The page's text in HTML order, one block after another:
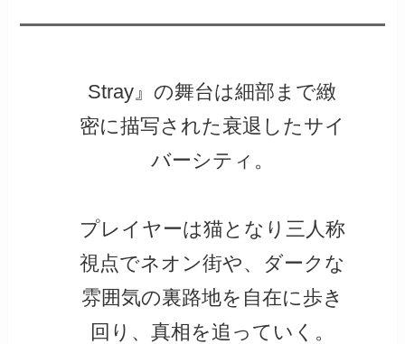
Stray』の舞台は細部まで緻
密に描写された衰退したサイ
バーシティ。
プレイヤーは猫となり三人称
視点でネオン街や、ダークな
雰囲気の裏路地を自在に歩き
回り、真相を追っていく。